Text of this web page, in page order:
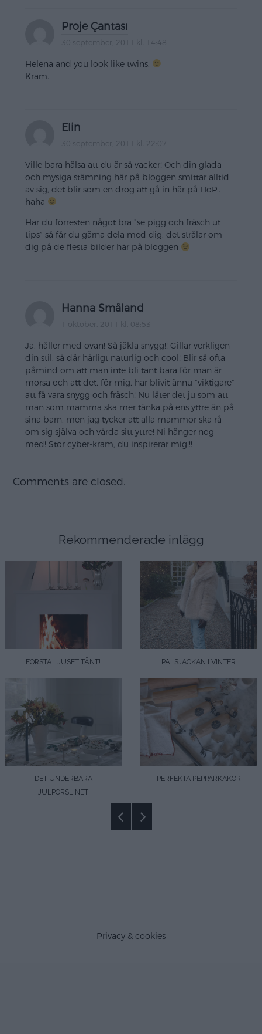
Proje Çantası
30 september, 2011 kl. 14:48
Helena and you look like twins.
Kram.
Elin
30 september, 2011 kl. 22:07
Ville bara hälsa att du är så vacker! Och din glada
och mysiga stämning här på bloggen smittar alltid
av sig, det blir som en drog att gå in här på HoP..
haha
Har du förresten något bra ”se pigg och fräsch ut
tips” så får du gärna dela med dig, det strålar om
dig på de flesta bilder här på bloggen
Hanna Småland
1 oktober, 2011 kl. 08:53
Ja, håller med ovan! Så jäkla snygg!! Gillar verkligen
din stil, så där härligt naturlig och cool! Blir så ofta
påmind om att man inte bli tant bara för man är
morsa och att det, för mig, har blivit ännu ”viktigare”
att få vara snygg och fräsch! Nu låter det ju som att
man som mamma ska mer tänka på ens yttre än på
sina barn, men jag tycker att alla mammor ska rå
om sig själva och vårda sitt yttre! Ni hänger nog
med! Stor cyber-kram, du inspirerar mig!!!
Comments are closed.
Rekommenderade inlägg
FÖRSTA LJUSET TÄNT!
DET UNDERBARA
JULPORSLINET
PÄLSJACKAN I VINTER
PERFEKTA PEPPARKAKOR
Privacy & cookies